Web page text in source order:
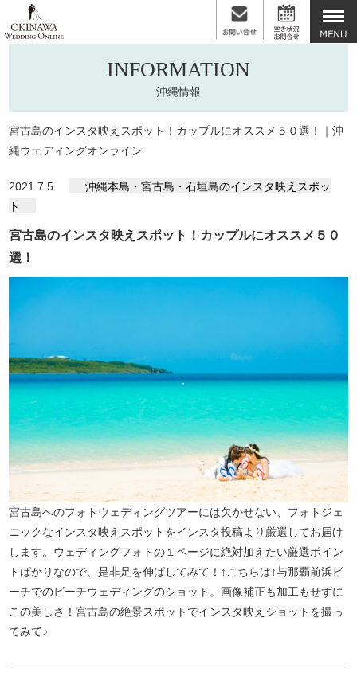
INFORMATION
沖縄情報
宮古島のインスタ映えスポット！カップルにオススメ５０選！｜沖
縄ウェディングオンライン
2021.7.5
沖縄本島・宮古島・石垣島のインスタ映えスポッ
ト
宮古島のインスタ映えスポット！カップルにオススメ５０
選！
宮古島へのフォトウェディングツアーには欠かせない、フォトジェ
ニックなインスタ映えスポットをインスタ投稿より厳選してお届け
します。ウェディングフォトの１ページに絶対加えたい厳選ポイン
トばかりなので、是非足を伸ばしてみて！↑こちらは↑与那覇前浜ビ
ーチでのビーチウェディングのショット。画像補正も加工もせずに
この美しさ！宮古島の絶景スポットでインスタ映えショットを撮っ
てみて♪